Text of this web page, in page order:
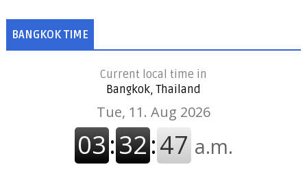
BANGKOK TIME
Current local time in
Bangkok, Thailand